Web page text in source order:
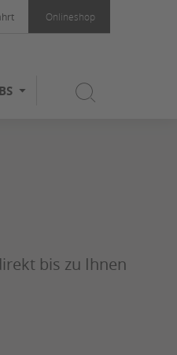
Onlineshop
bis zu Ihnen